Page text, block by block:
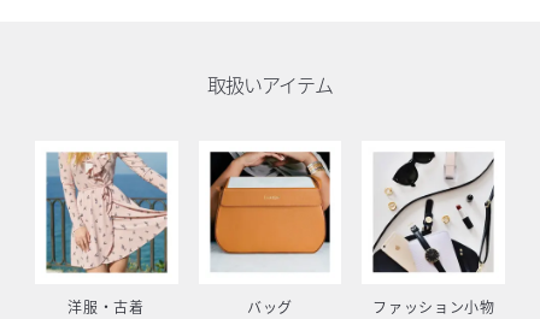
取扱いアイテム
洋服・古着 バッグ ファッション小物